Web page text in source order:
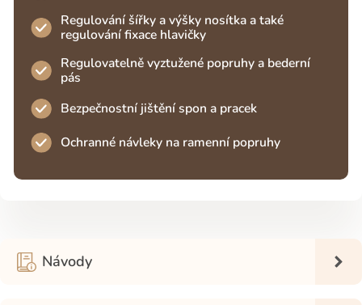
Regulování šířky a výšky nosítka a také
regulování fixace hlavičky
Regulovatelně vyztužené popruhy a bederní
pás
Bezpečnostní jištění spon a pracek
Ochranné návleky na ramenní popruhy
Návody